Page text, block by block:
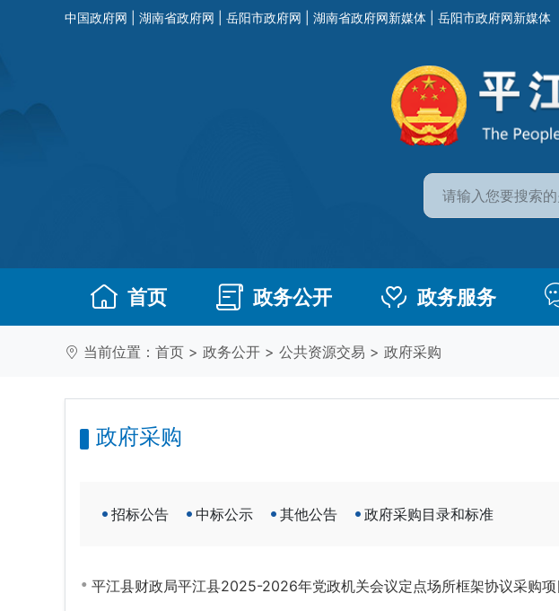
中国政府网 湖南省政府网 岳阳市政府网 湖南省政府网新媒体 岳阳市政府网新媒体
首页 政务公开 政务服务
当前位置： 首页 > 政务公开 > 公共资源交易 > 政府采购
政府采购
招标公告 中标公示 其他公告 政府采购目录和标准
平江县财政局平江县2025-2026年党政机关会议定点场所框架协议采购